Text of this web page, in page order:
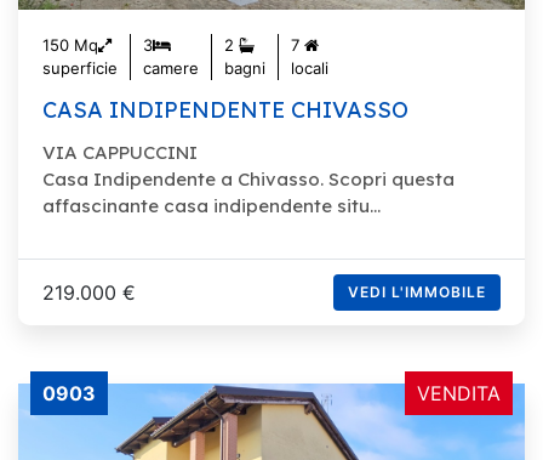
150 Mq
superficie
3
camere
2
bagni
7
locali
CASA INDIPENDENTE CHIVASSO
VIA CAPPUCCINI
Casa Indipendente a Chivasso. Scopri questa
affascinante casa indipendente situ...
219.000 € VEDI L'IMMOBILE
VENDITA
0903